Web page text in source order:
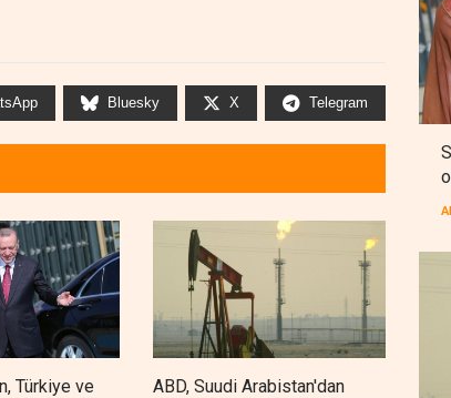
Bluesky X Telegram
Türkiye ve
ABD, Suudi Arabistan'dan